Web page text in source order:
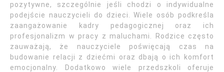
pozytywne, szczególnie jeśli chodzi o indywidualne
podejście nauczycieli do dzieci. Wiele osób podkreśla
zaangażowanie kadry pedagogicznej oraz ich
profesjonalizm w pracy z maluchami. Rodzice często
zauważają, że nauczyciele poświęcają czas na
budowanie relacji z dziećmi oraz dbają o ich komfort
emocjonalny. Dodatkowo wiele przedszkoli oferuje